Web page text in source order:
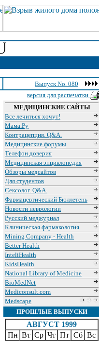
Выпуск No. 080
версия для распечатки
МЕДИЦИНСКИЕ САЙТЫ
Все лечиться хочут!
Мама.Ру
Контрацепция. Q&A.
Медицинские форумы
Телефон доверия
Медицинская энциклопедия
Обзоры медсайтов
Для студентов
Сексолог. Q&A.
Фармацевтический Бюллетень
Новости неврологии
Русский меджурнал
Клиническая фармакология
Mining Company - Health
Better Health
InteliHealth
KidsHealth
National Library of Medicine
BioMedNet
Mediconsult.com
Medscape
ПРОШЛЫЕ ВЫПУСКИ
АВГУСТ 1999
Пн Вт Ср Чт Пт Сб Вс